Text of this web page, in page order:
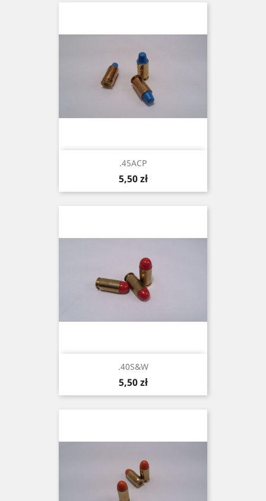
.45ACP
Cena
5,50 zł
.40S&W
Cena
5,50 zł